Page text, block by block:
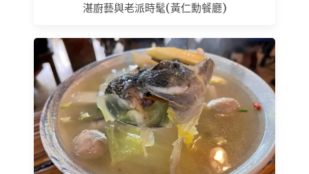
湛廚藝與老派時髦(黃仁勳餐廳)